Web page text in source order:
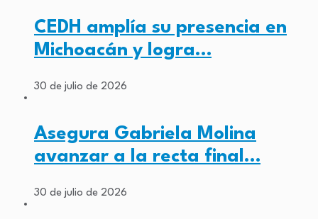
CEDH amplía su presencia en
Michoacán y logra…
30 de julio de 2026
Asegura Gabriela Molina
avanzar a la recta final…
30 de julio de 2026